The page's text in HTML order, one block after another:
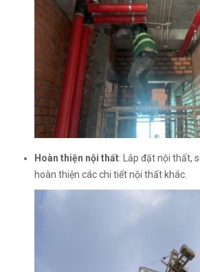
Hoàn thiện nội thất: Lắp đặt nội thất,
hoàn thiện các chi tiết nội thất khác.